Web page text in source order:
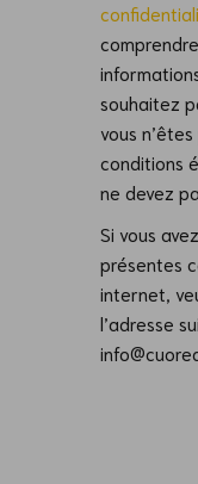
comprendre
souhaitez
vous
conditions
ne devez
Si vous
présentes
internet,
l’adresse